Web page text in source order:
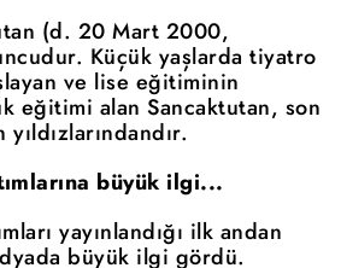
(d. 20 Mart 2000,
Küçük yaşlarda tiyatro
ve lise eğitiminin
eğitimi alan Sancaktutan, son
büyük ilgi...
yayınlandığı ilk andan
büyük ilgi gördü.